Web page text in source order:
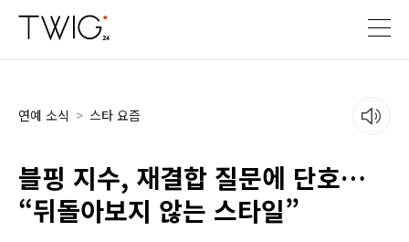
연예 소식 > 스타 요즘
블핑 지수, 재결합 질문에 단호…
“뒤돌아보지 않는 스타일”